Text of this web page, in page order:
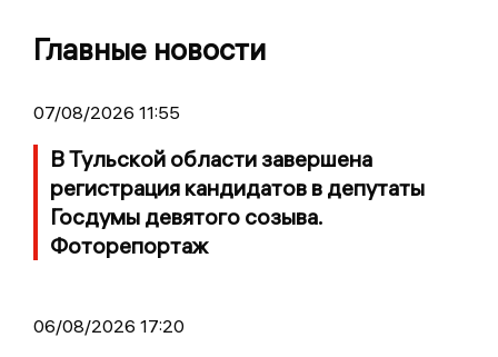
Главные новости
07/08/2026 11:55
В Тульской области завершена
регистрация кандидатов в депутаты
Госдумы девятого созыва.
Фоторепортаж
06/08/2026 17:20